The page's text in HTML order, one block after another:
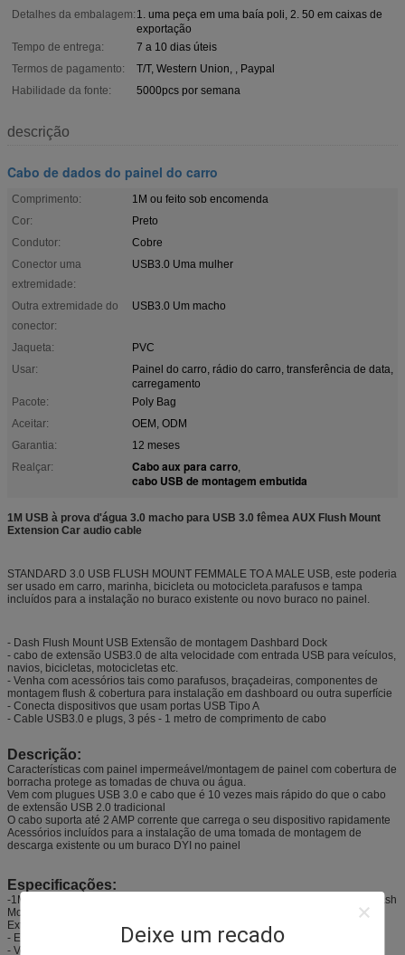
Deixe um recado
Detalhes da embalagem: 1. uma peça em uma baía poli, 2. 50 em caixas de
exportação
Tempo de entrega:
7 a 10 dias úteis
Termos de pagamento:
T/T, Western Union, , Paypal
Habilidade da fonte:
5000pcs por semana
descrição
Cabo de dados do painel do carro
Comprimento:
1M ou feito sob encomenda
Cor:
Preto
Condutor:
Cobre
Conector uma
extremidade:
USB3.0 Uma mulher
Outra extremidade do
conector:
USB3.0 Um macho
Jaqueta:
PVC
Usar:
Painel do carro, rádio do carro, transferência de data,
carregamento
Pacote:
Poly Bag
Aceitar:
OEM, ODM
Garantia:
12 meses
Realçar:
Cabo aux para carro,
cabo USB de montagem embutida
1M USB à prova d'água 3.0 macho para USB 3.0 fêmea AUX Flush Mount
Extension Car audio cable
STANDARD 3.0 USB FLUSH MOUNT FEMMALE TO A MALE USB, este poderia
ser usado em carro, marinha, bicicleta ou motocicleta.parafusos e tampa
incluídos para a instalação no buraco existente ou novo buraco no painel.
- Dash Flush Mount USB Extensão de montagem Dashbard Dock
- cabo de extensão USB3.0 de alta velocidade com entrada USB para veículos,
navios, bicicletas, motocicletas etc.
- Venha com acessórios tais como parafusos, braçadeiras, componentes de
montagem flush & cobertura para instalação em dashboard ou outra superfície
- Conecta dispositivos que usam portas USB Tipo A
- Cable USB3.0 e plugs, 3 pés - 1 metro de comprimento de cabo
Descrição:
Características com painel impermeável/montagem de painel com cobertura de
borracha protege as tomadas de chuva ou água.
Vem com plugues USB 3.0 e cabo que é 10 vezes mais rápido do que o cabo
de extensão USB 2.0 tradicional
O cabo suporta até 2 AMP corrente que carrega o seu dispositivo rapidamente
Acessórios incluídos para a instalação de uma tomada de montagem de
descarga existente ou um buraco DYI no painel
Especificações:
-1M 3 pés USBCBL USB3.0 AUX Flush Mount Dash Extension Cable com Dash
Mounting Bracket para carros Motocicletas barcos
Extensão de Auxiliação USB.
- Em carro de bordo montar flush USB AUX extensão cabo de chumbo
- Você pode usar esta montagem USB para substituir o carro isqueiro ou